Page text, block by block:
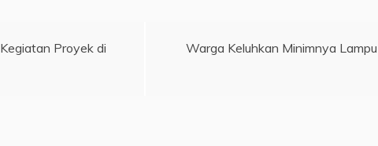
Proyek di
Warga Keluhkan Minimnya